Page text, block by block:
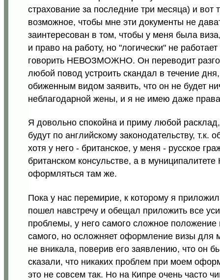
страхование за последние три месяца) и вот
возможное, чтобы мне эти документы не
заинтересован в том, чтобы у меня была
и право на работу, но "логически" не
говорить НЕВОЗМОЖНО. Он переводит
любой повод устроить скандал в течение
обиженным видом заявить, что он не будет
неблагодарной жены, и я не имею даже
Я довольно спокойна и приму любой
будут по английскому законодательству,
хотя у него - британское, у меня - русское
британском консульстве, а в муниципалитете
оформляться там же.
Пока у нас перемирие, к которому я
пошел навстречу и обещал приложить все
проблемы, у него самого сложное положение
самого, но осложняет оформление визы для
не вникала, поверив его заявлению, что он
сказали, что никаких проблем при моем
это не совсем так. Но на Кипре очень часто